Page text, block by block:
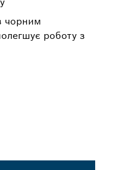
чорним
роботу з